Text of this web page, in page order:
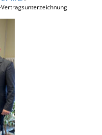
Vertragsunterzeichnung